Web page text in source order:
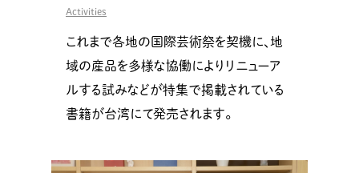
Activities
これまで各地の国際芸術祭を契機に、地
域の産品を多様な協働によりリニューア
ルする試みなどが特集で掲載されている
書籍が台湾にて発売されます。